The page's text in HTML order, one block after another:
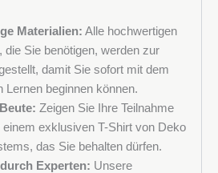
Materialien: Alle hochwertigen
die Sie benötigen, werden zur
damit Sie sofort mit dem
Lernen beginnen können.
Zeigen Sie Ihre Teilnahme
einem exklusiven T-Shirt von Deko
das Sie behalten dürfen.
Experten: Unsere